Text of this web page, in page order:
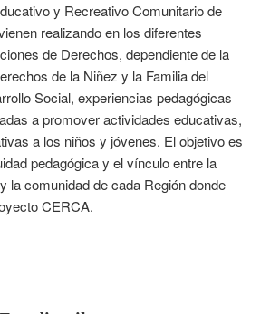
y Recreativo Comunitario de
realizando en los diferentes
de Derechos, dependiente de la
de la Niñez y la Familia del
Social, experiencias pedagógicas
a promover actividades educativas,
a los niños y jóvenes. El objetivo es
pedagógica y el vínculo entre la
la comunidad de cada Región donde
CERCA.